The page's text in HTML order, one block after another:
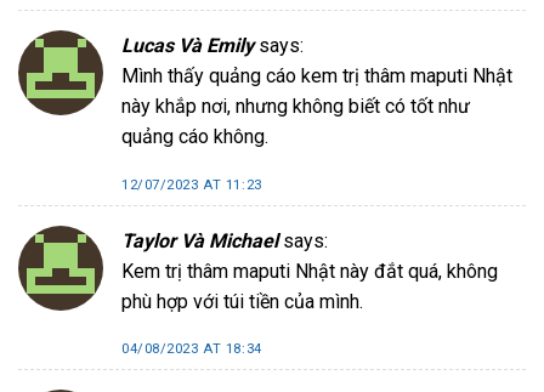
Lucas Và Emily says:
Mình thấy quảng cáo kem trị thâm maputi Nhật
này khắp nơi, nhưng không biết có tốt như
quảng cáo không.
12/07/2023 AT 11:23
Taylor Và Michael says:
Kem trị thâm maputi Nhật này đắt quá, không
phù hợp với túi tiền của mình.
04/08/2023 AT 18:34